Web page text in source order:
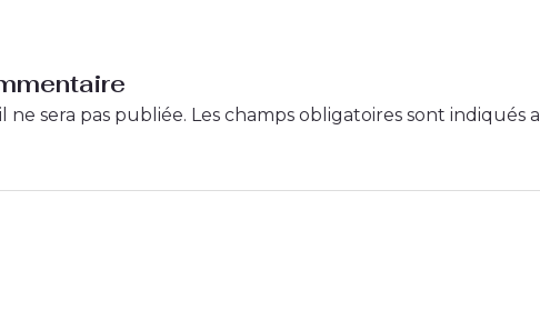
ne sera pas publiée. Les champs obligatoires sont indiqués